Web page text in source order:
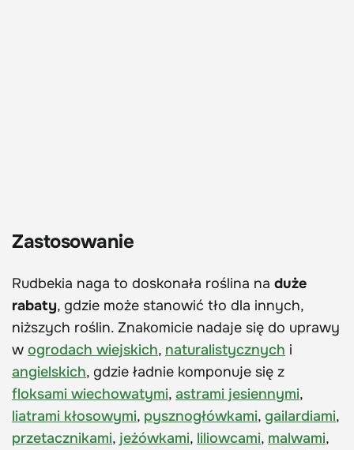
Zastosowanie
Rudbekia naga to doskonała roślina na duże
rabaty, gdzie może stanowić tło dla innych,
niższych roślin. Znakomicie nadaje się do uprawy
w ogrodach wiejskich, naturalistycznych i
angielskich, gdzie ładnie komponuje się z
floksami wiechowatymi, astrami jesiennymi,
liatrami kłosowymi, pysznogłówkami, gailardiami,
przetacznikami, jeżówkami, liliowcami, malwami,